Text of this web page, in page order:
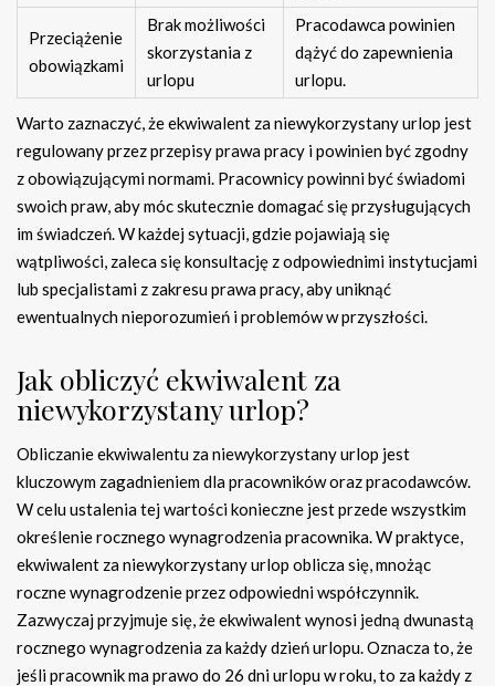
Przeciążenie
obowiązkami
Brak możliwości
skorzystania z
urlopu
Pracodawca powinien
dążyć do zapewnienia
urlopu.
Warto zaznaczyć, że ekwiwalent za niewykorzystany urlop jest
regulowany przez przepisy prawa pracy i powinien być zgodny
z obowiązującymi normami. Pracownicy powinni być świadomi
swoich praw, aby móc skutecznie domagać się przysługujących
im świadczeń. W każdej sytuacji, gdzie pojawiają się
wątpliwości, zaleca się konsultację z odpowiednimi instytucjami
lub specjalistami z zakresu prawa pracy, aby uniknąć
ewentualnych nieporozumień i problemów w przyszłości.
Jak obliczyć ekwiwalent za
niewykorzystany urlop?
Obliczanie ekwiwalentu za niewykorzystany urlop jest
kluczowym zagadnieniem dla pracowników oraz pracodawców.
W celu ustalenia tej wartości konieczne jest przede wszystkim
określenie rocznego wynagrodzenia pracownika. W praktyce,
ekwiwalent za niewykorzystany urlop oblicza się, mnożąc
roczne wynagrodzenie przez odpowiedni współczynnik.
Zazwyczaj przyjmuje się, że ekwiwalent wynosi jedną dwunastą
rocznego wynagrodzenia za każdy dzień urlopu. Oznacza to, że
jeśli pracownik ma prawo do 26 dni urlopu w roku, to za każdy z